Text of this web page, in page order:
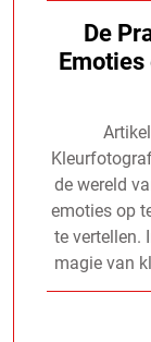
De
de wereld
emoties op
te vertellen.
magie van